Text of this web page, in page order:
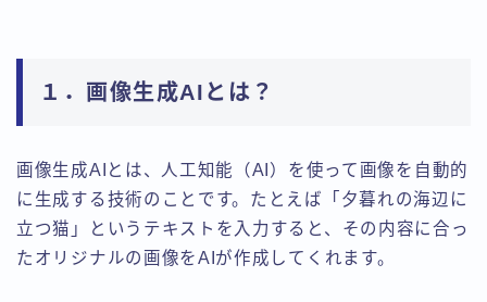
１．画像生成AIとは？
画像生成AIとは、人工知能（AI）を使って画像を自動的
に生成する技術のことです。たとえば「夕暮れの海辺に
立つ猫」というテキストを入力すると、その内容に合っ
たオリジナルの画像をAIが作成してくれます。